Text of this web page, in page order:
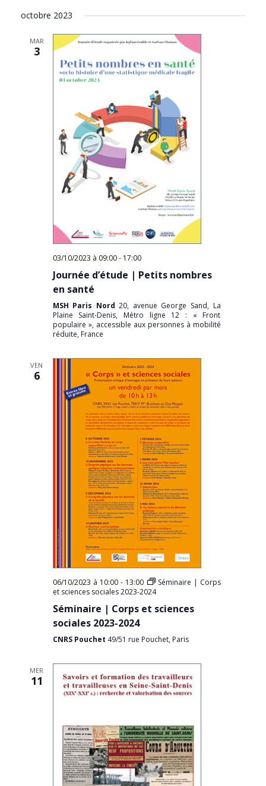
octobre 2023
MAR
3
03/10/2023 à 09:00- 17:00
Journée d’étude | Petits nombres
en santé
MSH Paris Nord20, avenue George Sand, La
Plaine Saint-Denis, Métro ligne 12 : « Front
populaire », accessible aux personnes à mobilité
réduite, France
VEN
6
06/10/2023 à 10:00- 13:00
Séminaire | Corps
et sciences sociales 2023-2024
Séminaire | Corps et sciences
sociales 2023-2024
CNRS Pouchet 49/51 rue Pouchet, Paris
MER
11